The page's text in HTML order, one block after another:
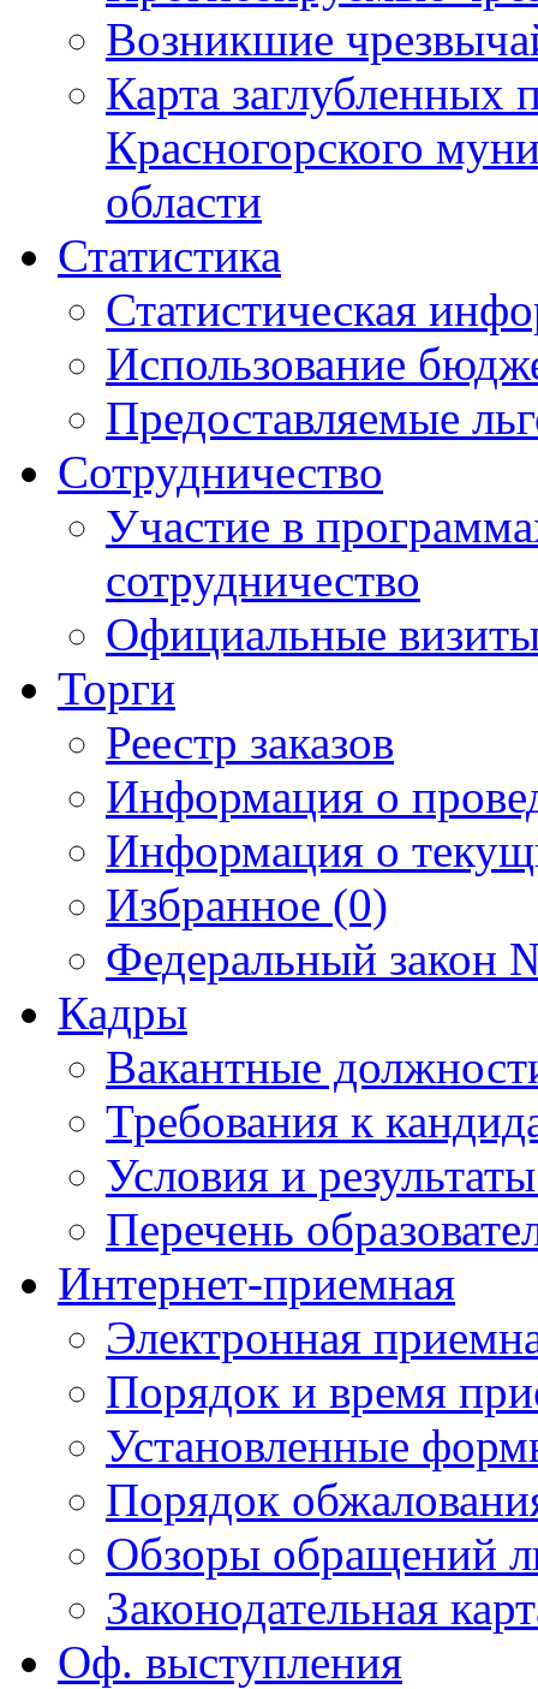
Возникшие
Карта
Красногорского
области
Статистика
Статистическая
Использование
Предоставляемые
Сотрудничество
Участие в
сотрудничество
Официальные
Торги
Реестр заказов
Информация о
Информация о
Избранное (0)
Федеральный закон
Кадры
Вакантные
Требования к
Условия и
Перечень
Интернет-приемная
Электронная
Порядок и время
Установленные
Порядок
Обзоры обращений
Законодательная
Оф. выступления